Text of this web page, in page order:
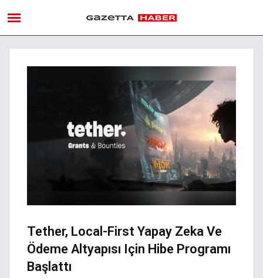
Tether, Local-First Yapay Zeka Ve
Ödeme Altyapısı Için Hibe Programı
Başlattı